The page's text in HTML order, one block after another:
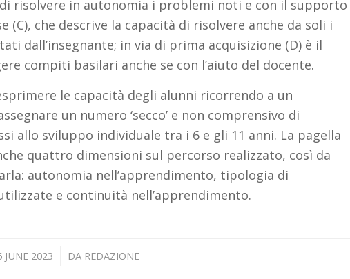
risolvere in autonomia i problemi noti e con il supporto
(C), che descrive la capacità di risolvere anche da soli i
dall’insegnante; in via di prima acquisizione (D) è il
compiti basilari anche se con l’aiuto del docente.
le capacità degli alunni ricorrendo a un
un numero ‘secco’ e non comprensivo di
allo sviluppo individuale tra i 6 e gli 11 anni. La pagella
quattro dimensioni sul percorso realizzato, così da
autonomia nell’apprendimento, tipologia di
e continuità nell’apprendimento.
JUNE 2023
/ DA REDAZIONE